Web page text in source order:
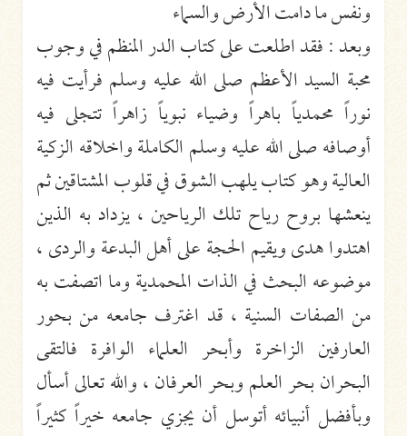
ونفس ما دامت الأرض والسماء
وبعد : فقد اطلعت على كتاب الدر المنظم في وجوب
محبة السيد الأعظم صلى الله عليه وسلم فرأيت فيه
نوراً محمدياً باهراً وضياء نبوياً زاهراً تتجلى فيه
أوصافه صلى الله عليه وسلم الكاملة واخلاقه الزكية
العالية وهو كتاب يلهب الشوق في قلوب المشتاقين ثم
ينعشها بروح رياح تلك الرياحين ، يزداد به الذين
اهتدوا هدى ويقيم الحجة على أهل البدعة والردى ،
موضوعه البحث في الذات المحمدية وما اتصفت به
من الصفات السنية ، قد اغترف جامعه من بحور
العارفين الزاخرة وأبحر العلماء الوافرة فالتقى
البحران بحر العلم وبحر العرفان ، والله تعالى أسأل
وبأفضل أنبيائه أتوسل أن يجزي جامعه خيراً كثيراً